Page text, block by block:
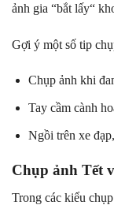
ảnh gia “bắt lấy“
Gợi ý một số tip
Chụp ảnh khi
Tay cầm cành
Ngồi trên xe
Chụp ảnh Tết
Trong các kiểu